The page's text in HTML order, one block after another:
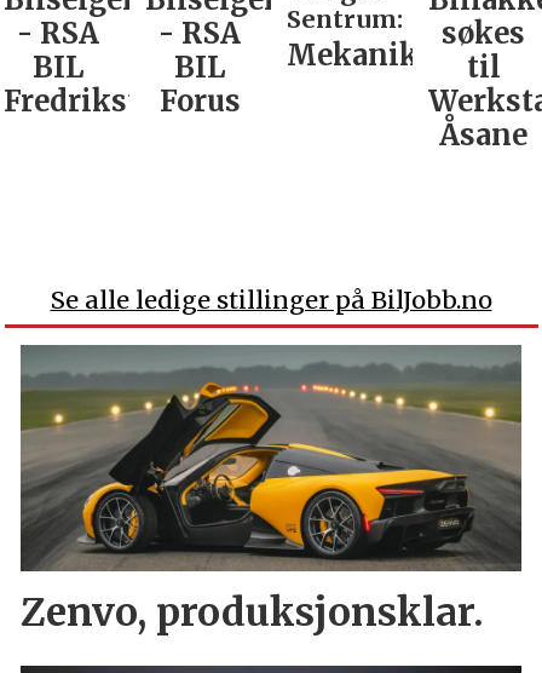
- RSA
BIL
Fredrikstad
- RSA
BIL
Forus
Sentrum:
Mekaniker
søkes
til
Åsane
Se alle ledige stillinger på BilJobb.no
Zenvo, produksjonsklar.